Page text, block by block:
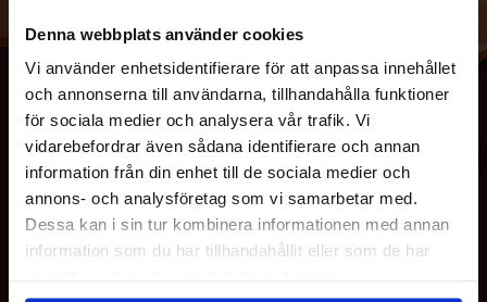
Denna webbplats använder cookies
Vi använder enhetsidentifierare för att anpassa innehållet
och annonserna till användarna, tillhandahålla funktioner
för sociala medier och analysera vår trafik. Vi
vidarebefordrar även sådana identifierare och annan
information från din enhet till de sociala medier och
annons- och analysföretag som vi samarbetar med.
Dessa kan i sin tur kombinera informationen med annan
information som du har tillhandahållit eller som de har
kakor med citron och vit choklad, Monicas chocolate chip
kakor, Chandlers salted caramel kakor, Ross shortbread
kakor och Rachels Red Velvet kakor. Förutom Friends kakor
hittar du även Friends Nespresso kaffekapslar i flera olika,
lyxiga smaker.